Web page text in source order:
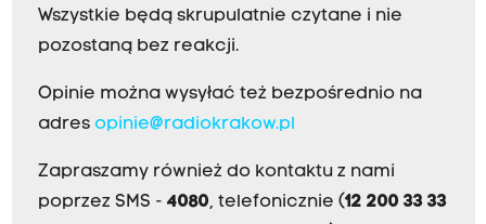
Wszystkie będą skrupulatnie czytane i nie
pozostaną bez reakcji.
Opinie można wysyłać też bezpośrednio na
adres opinie@radiokrakow.pl
Zapraszamy również do kontaktu z nami
poprzez SMS - 4080, telefonicznie (12 200 33 33